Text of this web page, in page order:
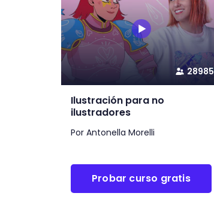
28985
Ilustración para no
ilustradores
Por Antonella Morelli
Probar curso gratis